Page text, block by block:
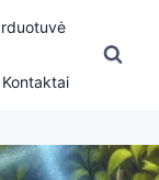
Kontaktai